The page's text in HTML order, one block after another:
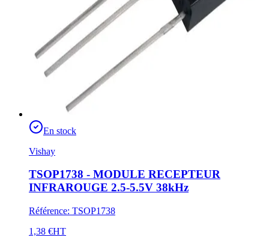
En stock
Vishay
TSOP1738 - MODULE RECEPTEUR
INFRAROUGE 2.5-5.5V 38kHz
Référence: TSOP1738
1,38 €HT